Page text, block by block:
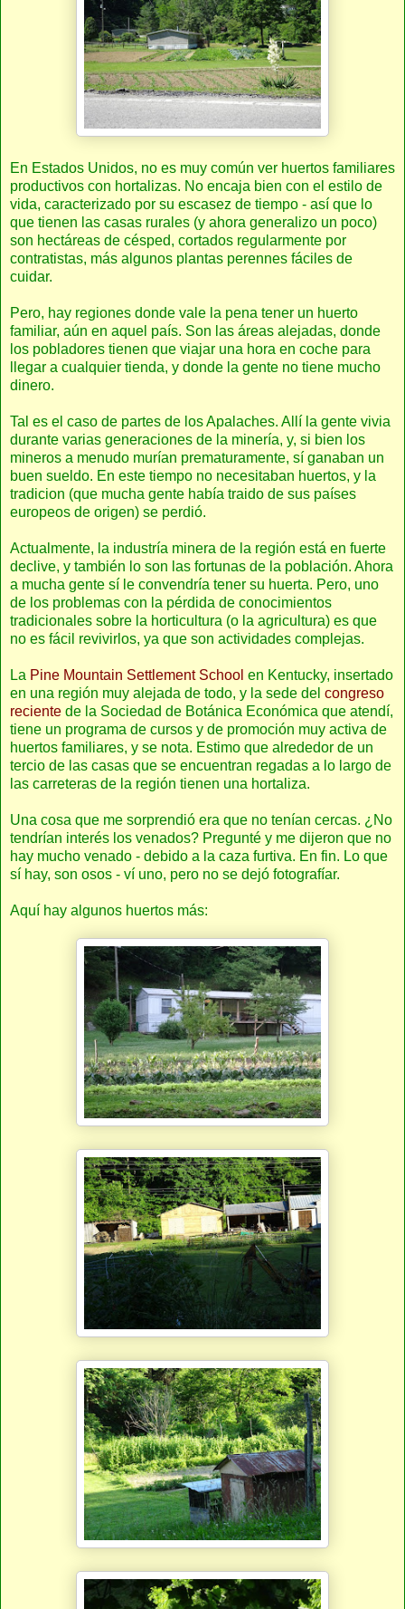
En Estados Unidos, no es muy común ver huertos familiares
productivos con hortalizas. No encaja bien con el estilo de
vida, caracterizado por su escasez de tiempo - así que lo
que tienen las casas rurales (y ahora generalizo un poco)
son hectáreas de césped, cortados regularmente por
contratistas, más algunos plantas perennes fáciles de
cuidar.
Pero, hay regiones donde vale la pena tener un huerto
familiar, aún en aquel país. Son las áreas alejadas, donde
los pobladores tienen que viajar una hora en coche para
llegar a cualquier tienda, y donde la gente no tiene mucho
dinero.
Tal es el caso de partes de los Apalaches. Allí la gente vivia
durante varias generaciones de la minería, y, si bien los
mineros a menudo murían prematuramente, sí ganaban un
buen sueldo. En este tiempo no necesitaban huertos, y la
tradicion (que mucha gente había traido de sus países
europeos de origen) se perdió.
Actualmente, la industría minera de la región está en fuerte
declive, y también lo son las fortunas de la población. Ahora
a mucha gente sí le convendría tener su huerta. Pero, uno
de los problemas con la pérdida de conocimientos
tradicionales sobre la horticultura (o la agricultura) es que
no es fácil revivirlos, ya que son actividades complejas.
La Pine Mountain Settlement School en Kentucky, insertado
en una región muy alejada de todo, y la sede del congreso
reciente de la Sociedad de Botánica Económica que atendí,
tiene un programa de cursos y de promoción muy activa de
huertos familiares, y se nota. Estimo que alrededor de un
tercio de las casas que se encuentran regadas a lo largo de
las carreteras de la región tienen una hortaliza.
Una cosa que me sorprendió era que no tenían cercas. ¿No
tendrían interés los venados? Pregunté y me dijeron que no
hay mucho venado - debido a la caza furtiva. En fin. Lo que
sí hay, son osos - ví uno, pero no se dejó fotografíar.
Aquí hay algunos huertos más: